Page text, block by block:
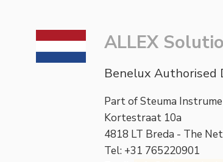
ALLEX
Benelux Authorised
Part of Steuma
Kortestraat 10a
4818 LT Breda - The
Tel: +31 765220901